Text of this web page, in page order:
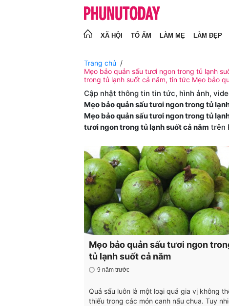
XÃ HỘI TỔ ẤM LÀM MẸ LÀM ĐẸP
Trang chủ
Mẹo bảo quản sấu tươi ngon trong tủ lạnh
trong tủ lạnh suốt cả năm, tin tức Mẹo bảo
Cập nhật thông tin tin tức, hình ảnh,
Mẹo bảo quản sấu tươi ngon trong tủ
Mẹo bảo quản sấu tươi ngon trong tủ
tươi ngon trong tủ lạnh suốt cả năm trên
Mẹo bảo quản sấu tươi ngon
tủ lạnh suốt cả năm
9 năm trước
Quả sấu luôn là một loại quả gia vị không
thiếu trong các món canh nấu chua. Tuy